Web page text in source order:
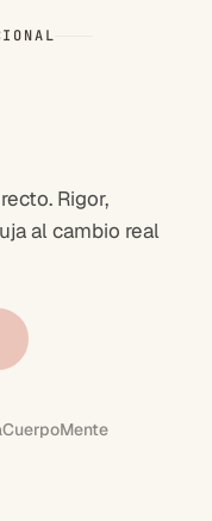
Rigor,
al cambio real
CuerpoMente